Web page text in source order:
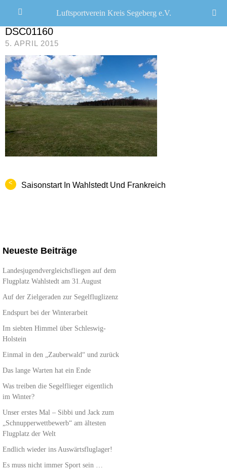
CHRISTOPH R. SCHWARZ
DSC01160
5. APRIL 2015
< Saisonstart In Wahlstedt Und Frankreich
Neueste Beiträge
Landesjugendvergleichsfliegen auf dem
Flugplatz Wahlstedt am 31.August
Auf der Zielgeraden zur Segelfluglizenz
Endspurt bei der Winterarbeit
Im siebten Himmel über Schleswig-
Holstein
Einmal in den „Zauberwald“ und zurück
Das lange Warten hat ein Ende
Was treiben die Segelflieger eigentlich
im Winter?
Unser erstes Mal – Sibbi und Jack zum
„Schnupperwettbewerb“ am ältesten
Flugplatz der Welt
Endlich wieder ins Auswärtsfluglager!
Es muss nicht immer Sport sein …
Luftsportverein Kreis Segeberg e.V.